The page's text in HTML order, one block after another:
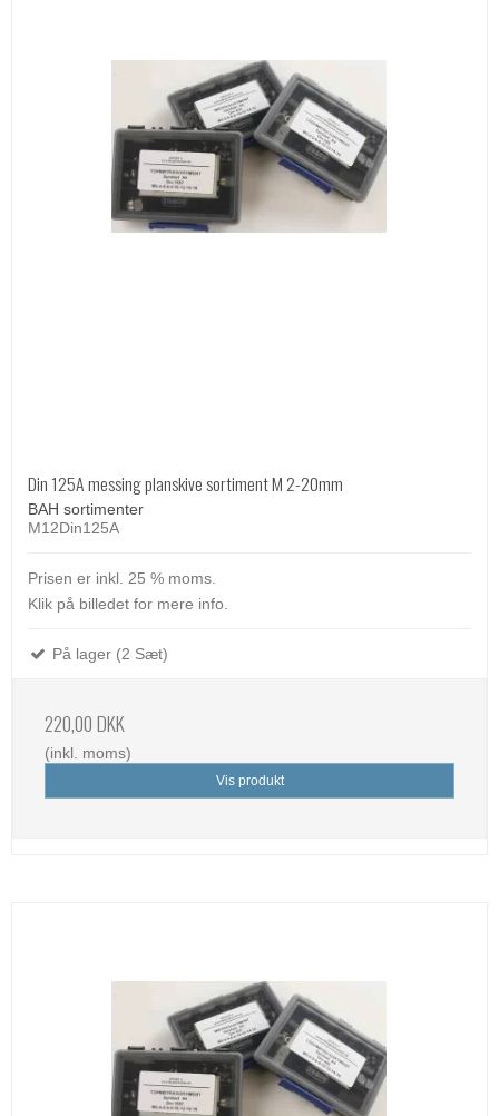
Din 125A messing planskive sortiment M 2-20mm
BAH sortimenter
M12Din125A
Prisen er inkl. 25 % moms.
Klik på billedet for mere info.
På lager (2 Sæt)
220,00 DKK
(inkl. moms)
Vis produkt